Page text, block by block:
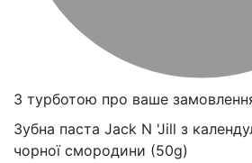
З турботою про ваше
Зубна паста Jack N 'Jill з
чорної смородини (50g)